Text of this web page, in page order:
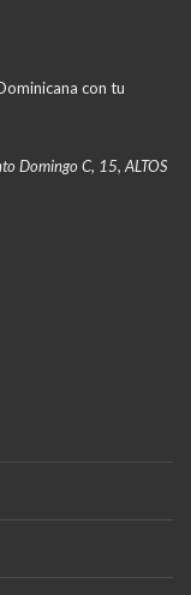
con tu
Domingo C, 15, ALTOS